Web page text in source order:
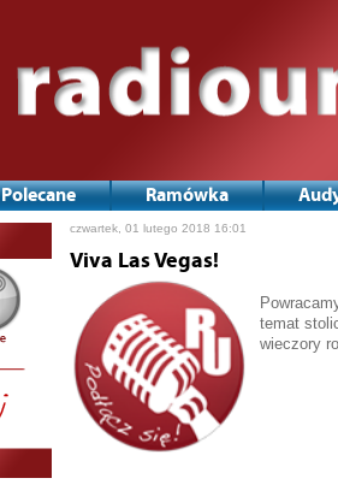
Polecane Ramówka
czwartek, 01 lutego 2018 16:01
Viva Las Vegas!
temat
wieczory